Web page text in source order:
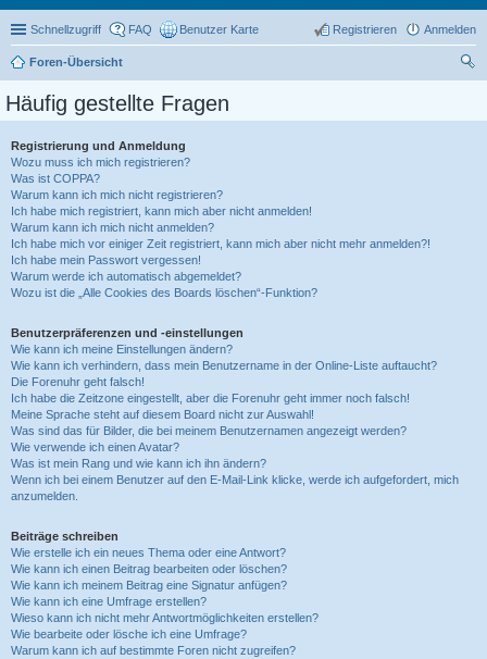
Schnellzugriff FAQ Benutzer Karte Anmelden
Registrieren
Foren-Übersicht
Häufig gestellte Fragen
Registrierung und Anmeldung
Wozu muss ich mich registrieren?
Was ist COPPA?
Warum kann ich mich nicht registrieren?
Ich habe mich registriert, kann mich aber nicht anmelden!
Warum kann ich mich nicht anmelden?
Ich habe mich vor einiger Zeit registriert, kann mich aber nicht mehr anmelden?!
Ich habe mein Passwort vergessen!
Warum werde ich automatisch abgemeldet?
Wozu ist die „Alle Cookies des Boards löschen“-Funktion?
Benutzerpräferenzen und -einstellungen
Wie kann ich meine Einstellungen ändern?
Wie kann ich verhindern, dass mein Benutzername in der Online-Liste auftaucht?
Die Forenuhr geht falsch!
Ich habe die Zeitzone eingestellt, aber die Forenuhr geht immer noch falsch!
Meine Sprache steht auf diesem Board nicht zur Auswahl!
Was sind das für Bilder, die bei meinem Benutzernamen angezeigt werden?
Wie verwende ich einen Avatar?
Was ist mein Rang und wie kann ich ihn ändern?
Wenn ich bei einem Benutzer auf den E-Mail-Link klicke, werde ich aufgefordert, mich
anzumelden.
Beiträge schreiben
Wie erstelle ich ein neues Thema oder eine Antwort?
Wie kann ich einen Beitrag bearbeiten oder löschen?
Wie kann ich meinem Beitrag eine Signatur anfügen?
Wie kann ich eine Umfrage erstellen?
Wieso kann ich nicht mehr Antwortmöglichkeiten erstellen?
Wie bearbeite oder lösche ich eine Umfrage?
Warum kann ich auf bestimmte Foren nicht zugreifen?